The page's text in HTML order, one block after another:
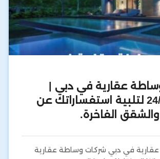
عقارية في دبي |
خدمة 24/7 لتلبية استفساراتك عن
والشقق الفاخرة.
في دبي شركات وساطة عقارية